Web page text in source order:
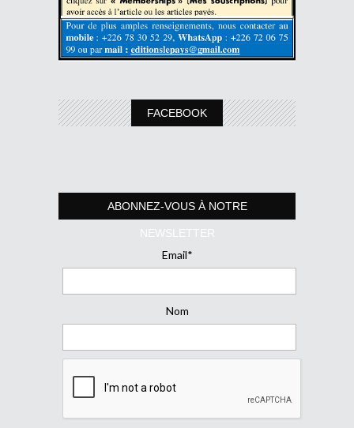
FACEBOOK
ABONNEZ-VOUS À NOTRE
NEWSLETTER
Email*
Nom